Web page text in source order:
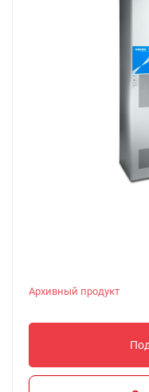
Архивный продукт